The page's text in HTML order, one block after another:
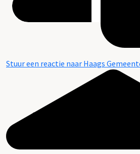
Stuur een reactie naar Haags